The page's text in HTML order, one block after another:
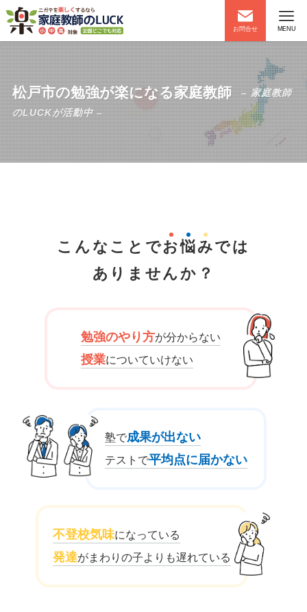
お問合せ MENU
松戸市の勉強が楽になる家庭教師
– 家庭教師
のLUCKが活動中 –
こんなことでお悩みでは
ありませんか？
勉強のやり方が分からない
授業についていけない
塾で成果が出ない
テストで平均点に届かない
不登校気味になっている
発達がまわりの子よりも遅れている